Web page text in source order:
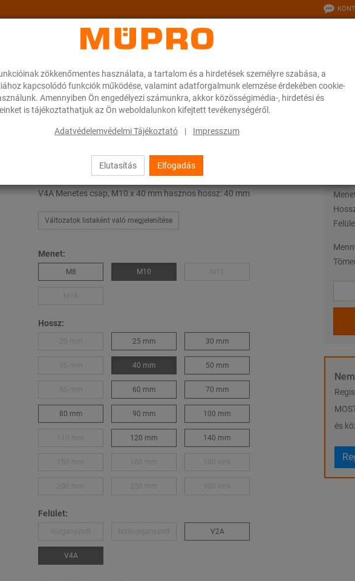
zökkenőmentes használata, a tartalom és a hirdetések személyre szabása, a
kapcsolódó funkciók működése, valamint adatforgalmunk elemzése érdekében cookie-
Amennyiben Ön engedélyezi számunkra, akkor közösségimédia-, hirdetési és
is tájékoztathatjuk az Ön weboldalunkon kifejtett tevékenységéről.
Adatvédelemvédelmi Tájékoztató | Impresszum
Elutasítás Elfogadás
A MÜPRO-ról Karrier Downloads
Menetes stiftek
V4A Menetes csap, M10 x 40 mm hasznos hossz: 40 mm
Változatok listaként való megjelenítése
Menet:
M8 M10
Hossz:
25 mm 30 mm
40 mm 50 mm
60 mm 70 mm
80 mm 90 mm 100 mm
120 mm 140 mm
Felület:
V2A
V4A
és